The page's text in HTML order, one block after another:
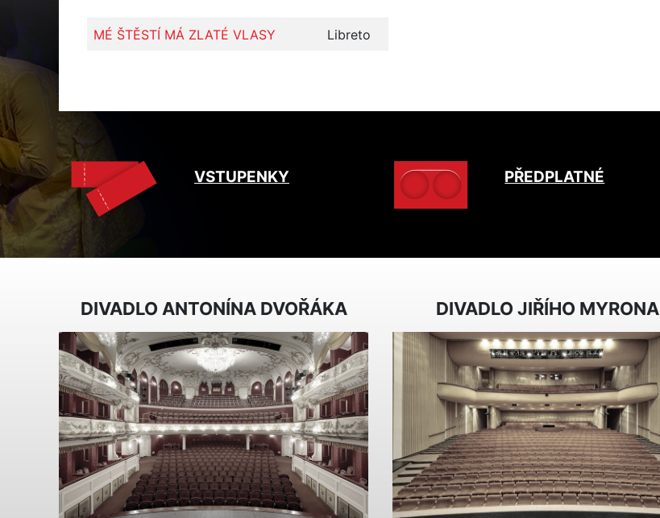
MÉ ŠTĚSTÍ MÁ ZLATÉ VLASY Libreto
VSTUPENKY PŘEDPLATNÉ
DIVADLO ANTONÍNA DVOŘÁKA DIVADLO JIŘÍHO MYRONA